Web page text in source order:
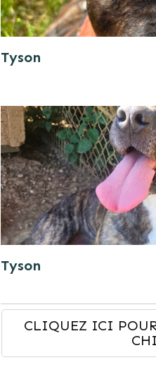
Tyson
Tyson
CLIQUEZ ICI